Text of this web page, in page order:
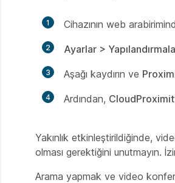
1 Cihazının web
2 Ayarlar >
3 Aşağı kaydırın ve
4 Ardından,
Yakınlık etkinleştirildiğinde,
olması gerektiğini unutmayın.
Arama yapmak ve video